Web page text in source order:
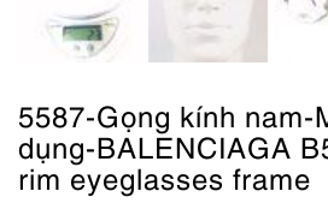
5587-Gọng kính nam-
dụng-BALENCIAGA
rim eyeglasses frame